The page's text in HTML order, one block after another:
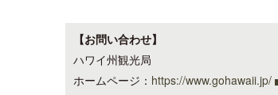
【お問い合わせ】
ハワイ州観光局
ホームページ： https://www.gohawaii.jp/